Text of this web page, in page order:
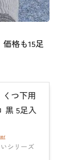
格も15足
つ下用
黒 5足入
シリーズ